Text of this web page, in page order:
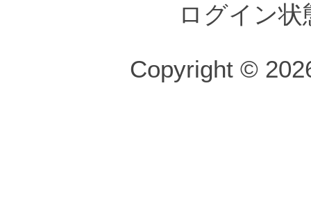
ログイン
Copyright ©